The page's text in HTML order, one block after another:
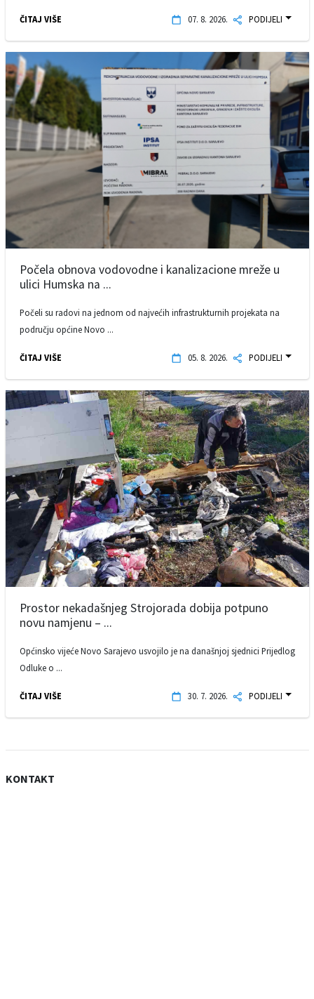
ČITAJ VIŠE 07. 8. 2026. PODIJELI
Počela obnova vodovodne i kanalizacione mreže u
ulici Humska na ...
Počeli su radovi na jednom od najvećih infrastrukturnih projekata na
području općine Novo ...
ČITAJ VIŠE 05. 8. 2026. PODIJELI
Prostor nekadašnjeg Strojorada dobija potpuno
novu namjenu – ...
Općinsko vijeće Novo Sarajevo usvojilo je na današnjoj sjednici Prijedlog
Odluke o ...
ČITAJ VIŠE 30. 7. 2026. PODIJELI
KONTAKT